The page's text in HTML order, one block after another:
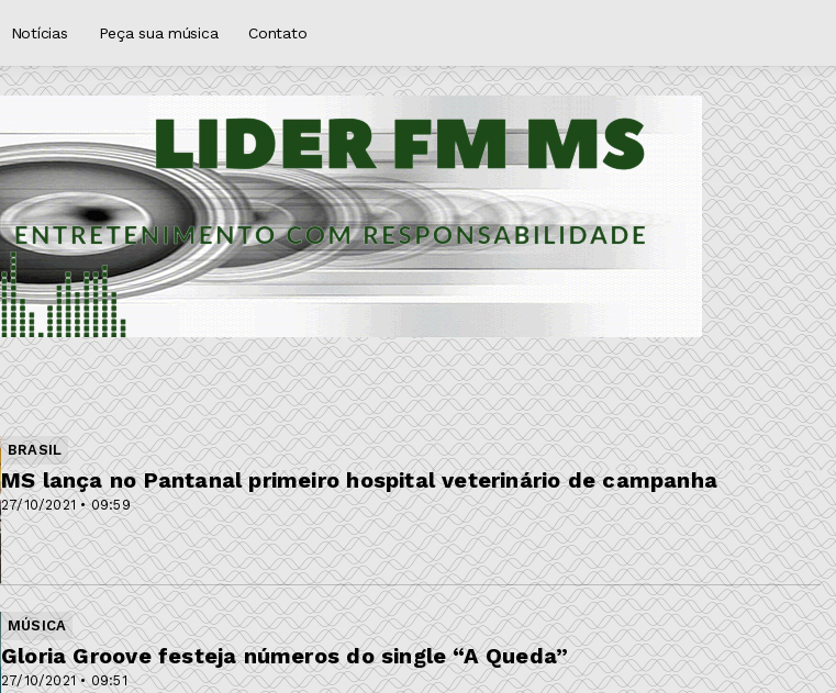
Notícias Peça sua música Contato
BRASIL
27/10/2021 • 09:59
MS lança no Pantanal primeiro hospital veterinário de campanha
MÚSICA
27/10/2021 • 09:51
Gloria Groove festeja números do single “A Queda”